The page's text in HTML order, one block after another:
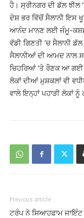
ਹੈ। ਸ੍ਰੀਨਗਰ ਦੀ ਡੱਲ
ਦੇਸ਼ ਭਰ ਵਿੱਚੋਂ ਸੈਲਾਨੀ ਇਸ
ਆਨੰਦ ਮਾਨਣ ਲਈ ਜੰਮੂ-
ਵੱਡੀ ਗਿਣਤੀ ’ਚ ਸੈਲਾਨੀ
ਸੈਲਾਨੀਆਂ ਦੀ ਆਮਦ ਨਾਲ
ਚਿਹਰਿਆਂ ’ਤੇ ਰੌਣਕ ਆ ਗਈ
ਲੋਕਾਂ ਦੀਆਂ ਮੁਸ਼ਕਲਾਂ ਵੀ
ਵਾਲੇ ਇਨ੍ਹਾਂ ਪਹਾੜੀ ਲੋਕਾਂ ਨੂੰ
Previous article
ਟਰੰਪ ਨੇ ਸਿਆਹਫਾਮ ਜਾਇੰਟ